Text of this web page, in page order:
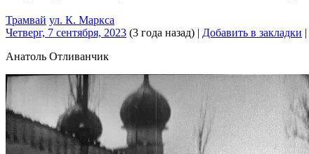
Трамвай ул. К. Маркса
Четверг, 7 сентября, 2023 (3 года назад) | Добавить в закладки |
Анатоль Отливанчик